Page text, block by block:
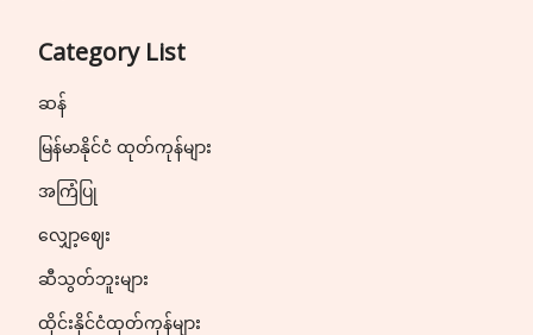
Category List
ဆန်
မြန်မာနိုင်ငံ ထုတ်ကုန်များ
အကြံပြု
လျှော့ဈေး
ဆီသွတ်ဘူးများ
ထိုင်းနိုင်ငံထုတ်ကုန်များ